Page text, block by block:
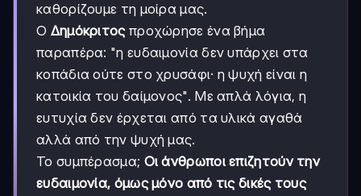
καθορίζουμε τη μοίρα μας.
Ο Δημόκριτοςπροχώρησε ένα βήμα
παραπέρα: "η ευδαιμονία δεν υπάρχει στα
κοπάδια ούτε στο χρυσάφι· η ψυχή είναι η
κατοικία του δαίμονος". Με απλά λόγια, η
ευτυχία δεν έρχεται από τα υλικά αγαθά
αλλά από την ψυχή μας.
Το συμπέρασμα; Οι άνθρωποι επιζητούν την
ευδαιμονία, όμως μόνο από τις δικές τους